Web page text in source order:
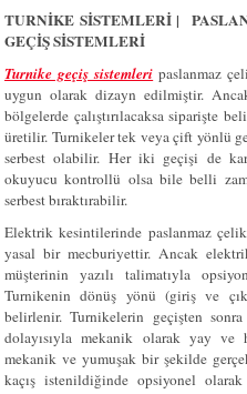
TURNİKE SİSTEMLERİ |
GEÇİŞ SİSTEMLERİ
Turnike geçiş sistemleri paslanmaz
uygun olarak dizayn edilmiştir.
bölgelerde çalıştırılacaksa siparişte
üretilir. Turnikeler tek veya çift yönlü
serbest olabilir. Her iki geçişi de
okuyucu kontrollü olsa bile belli
serbest bıraktırabilir.
Elektrik kesintilerinde paslanmaz
yasal bir mecburiyettir. Ancak
müşterinin yazılı talimatıyla
Turnikenin dönüş yönü (giriş ve
belirlenir. Turnikelerin geçişten
dolayısıyla mekanik olarak yay ve
mekanik ve yumuşak bir şekilde
kaçış istenildiğinde opsiyonel